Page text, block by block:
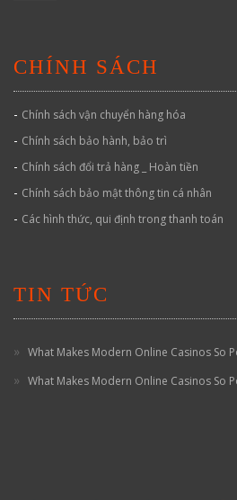
CHÍNH SÁCH
- Chính sách vận chuyển hàng hóa
- Chính sách bảo hành, bảo trì
- Chính sách đổi trả hàng _ Hoàn tiền
- Chính sách bảo mật thông tin cá nhân
- Các hình thức, qui định trong thanh toán
TIN TỨC
What Makes Modern Online Casinos So
What Makes Modern Online Casinos So